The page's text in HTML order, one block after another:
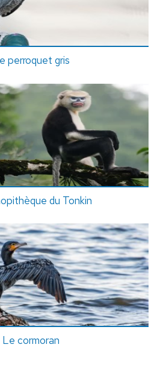
perroquet gris
du Tonkin
Le cormoran